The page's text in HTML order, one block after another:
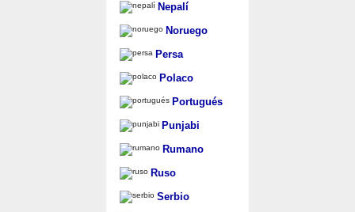
Nepalí
Noruego
Persa
Polaco
Portugués
Punjabi
Rumano
Ruso
Serbio